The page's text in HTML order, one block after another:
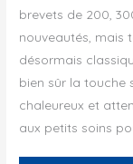
brevets de 200,
nouveautés, mais
désormais
bien sûr la touche
chaleureux et
aux petits soins